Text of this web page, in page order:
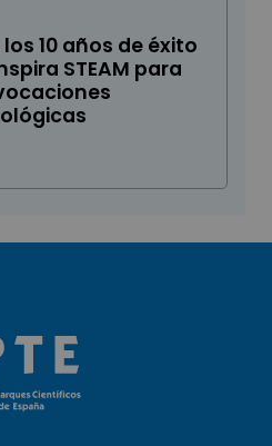
10 años de éxito
STEAM para